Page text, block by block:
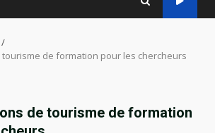
de formation pour les chercheurs
de tourisme de formation